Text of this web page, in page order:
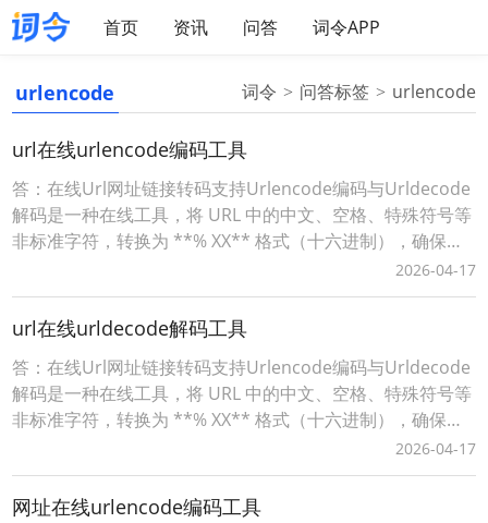
首页 资讯 问答 词令APP
urlencode 词令 问答标签 urlencode
url在线urlencode编码工具
答：在线Url网址链接转码支持Urlencode编码与Urldecode
解码是一种在线工具，将 URL 中的中文、空格、特殊符号等
非标准字符，转换为 **% XX** 格式（十六进制），确保链
接能被浏览器 / 服务器正确解析。词令工具商店Urlencode
在线工具：https://apps.ciling.cn/urlencode/词令口令直达
Urlencode在
2026-04-17
url在线urldecode解码工具
答：在线Url网址链接转码支持Urlencode编码与Urldecode
解码是一种在线工具，将 URL 中的中文、空格、特殊符号等
非标准字符，转换为 **% XX** 格式（十六进制），确保链
接能被浏览器 / 服务器正确解析。词令工具商店Urlencode
在线工具：https://apps.ciling.cn/urlencode/词令口令直达
Urlencode在
2026-04-17
网址在线urlencode编码工具